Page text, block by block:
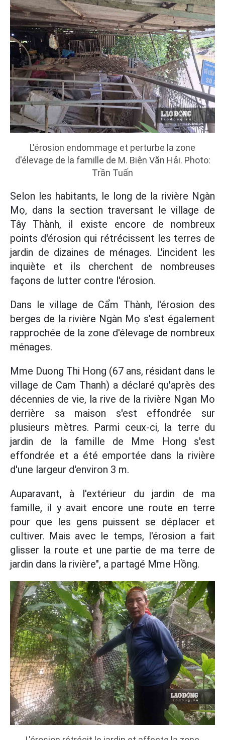
L'érosion endommage et perturbe la zone
d'élevage de la famille de M. Biện Văn Hải. Photo:
Trần Tuấn
Selon les habitants, le long de la rivière Ngàn
Mọ, dans la section traversant le village de
Tây Thành, il existe encore de nombreux
points d'érosion qui rétrécissent les terres de
jardin de dizaines de ménages. L'incident les
inquiète et ils cherchent de nombreuses
façons de lutter contre l'érosion.
Dans le village de Cẩm Thành, l'érosion des
berges de la rivière Ngàn Mọ s'est également
rapprochée de la zone d'élevage de nombreux
ménages.
Mme Duong Thi Hong (67 ans, résidant dans le
village de Cam Thanh) a déclaré qu'après des
décennies de vie, la rive de la rivière Ngan Mo
derrière sa maison s'est effondrée sur
plusieurs mètres. Parmi ceux-ci, la terre du
jardin de la famille de Mme Hong s'est
effondrée et a été emportée dans la rivière
d'une largeur d'environ 3 m.
Auparavant, à l'extérieur du jardin de ma
famille, il y avait encore une route en terre
pour que les gens puissent se déplacer et
cultiver. Mais avec le temps, l'érosion a fait
glisser la route et une partie de ma terre de
jardin dans la rivière", a partagé Mme Hồng.